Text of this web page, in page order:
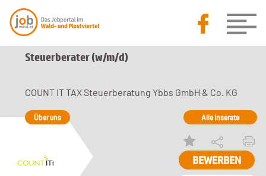
Steuerberater (w/m/d)
COUNT IT TAX Steuerberatung Ybbs GmbH & Co. KG
Über uns Alle Inserate